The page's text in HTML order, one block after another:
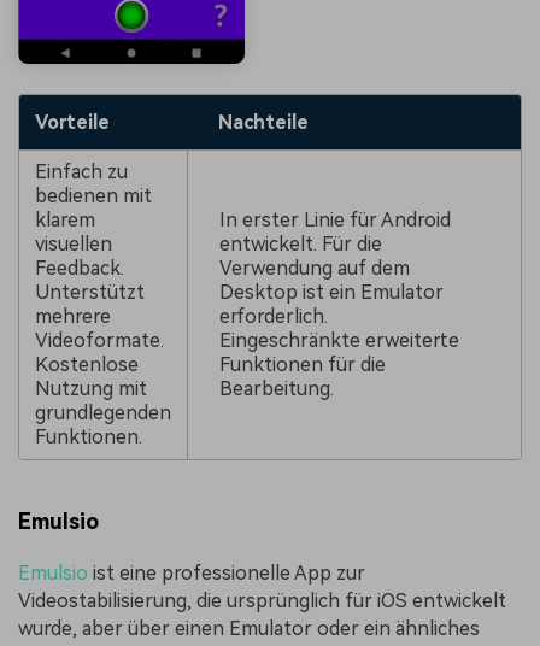
Vorteile Nachteile
Einfach zu
bedienen mit
klarem
visuellen
Feedback.
Unterstützt
mehrere
Videoformate.
Kostenlose
Nutzung mit
grundlegenden
Funktionen.
In erster Linie für Android
entwickelt. Für die
Verwendung auf dem
Desktop ist ein Emulator
erforderlich.
Eingeschränkte erweiterte
Funktionen für die
Bearbeitung.
Emulsio
Emulsio ist eine professionelle App zur
Videostabilisierung, die ursprünglich für iOS entwickelt
wurde, aber über einen Emulator oder ein ähnliches